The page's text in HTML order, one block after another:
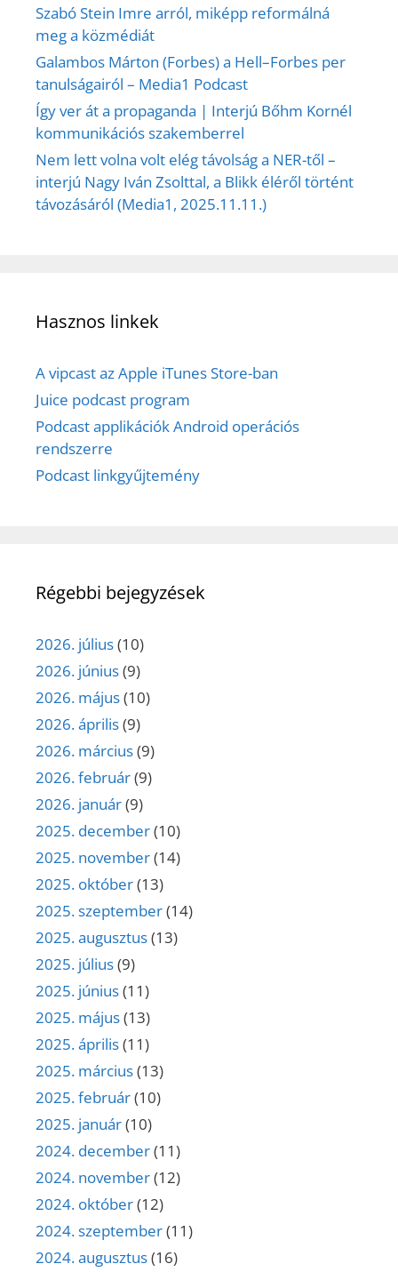
Szabó Stein Imre arról, miképp reformálná
meg a közmédiát
Galambos Márton (Forbes) a Hell–Forbes per
tanulságairól – Media1 Podcast
Így ver át a propaganda | Interjú Bőhm Kornél
kommunikációs szakemberrel
Nem lett volna volt elég távolság a NER-től –
interjú Nagy Iván Zsolttal, a Blikk éléről történt
távozásáról (Media1, 2025.11.11.)
Hasznos linkek
A vipcast az Apple iTunes Store-ban
Juice podcast program
Podcast applikációk Android operációs
rendszerre
Podcast linkgyűjtemény
Régebbi bejegyzések
2026. július(10)
2026. június(9)
2026. május(10)
2026. április(9)
2026. március(9)
2026. február(9)
2026. január(9)
2025. december(10)
2025. november(14)
2025. október(13)
2025. szeptember(14)
2025. augusztus(13)
2025. július(9)
2025. június(11)
2025. május(13)
2025. április(11)
2025. március(13)
2025. február(10)
2025. január(10)
2024. december(11)
2024. november(12)
2024. október(12)
2024. szeptember(11)
2024. augusztus(16)